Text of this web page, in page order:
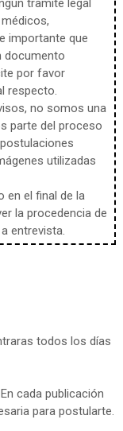
tramite legal
importante que
documento
por favor
respecto.
no somos una
parte del proceso
utilizadas
en el final de la
la procedencia de
entrevista.
todos los días
cada publicación
para postularte.